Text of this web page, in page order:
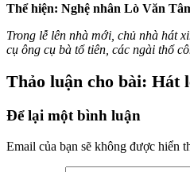
Thể hiện: Nghệ nhân Lò Văn
Trong lễ lên nhà mới, chủ nhà hát
cụ ông cụ bà tổ tiên, các ngài thổ
Thảo luận cho bài: Hát
Để lại một bình luận
Email của bạn sẽ không được hiển